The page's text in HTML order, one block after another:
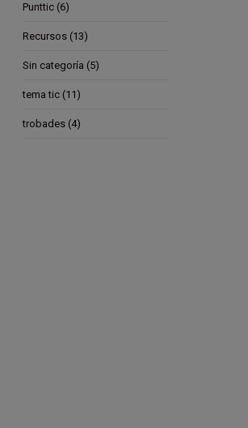
Punttic (6)
Recursos (13)
Sin categoría (5)
tema tic (11)
trobades (4)